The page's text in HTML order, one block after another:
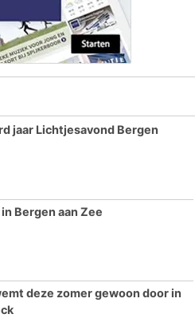
jaar Lichtjesavond Bergen
Bergen aan Zee
deze zomer gewoon door in